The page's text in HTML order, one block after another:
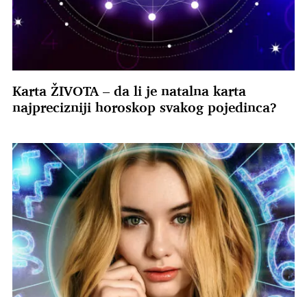
Karta ŽIVOTA – da li je natalna karta
najprecizniji horoskop svakog pojedinca?